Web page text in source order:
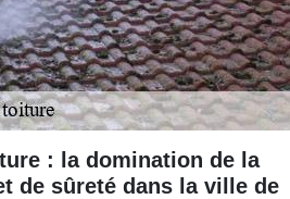
: la domination de la
de sûreté dans la ville de